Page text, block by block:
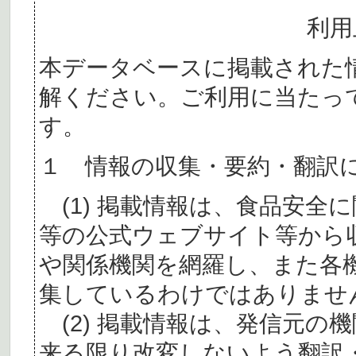
利
本データベースに掲載された
解ください。ご利用に当た
す。
１ 情報の収集・要約・翻訳
(1) 掲載情報は、食品安全
等の公式ウェブサイト等か
や関係機関を網羅し、また各
集しているわけではありませ
(2) 掲載情報は、発信元の